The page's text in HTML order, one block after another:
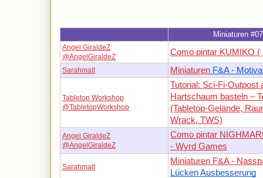
Miniaturen
Angel GiraldeZ
@AngelGiraldeZ
Como pintar KUMIKO (
Sarahmalt Miniaturen F&A -
Tabletop Workshop
@TabletopWorkshop
Tutorial: Sci-Fi-Outpost
Hartschaum basteln –
(Tabletop-Gelände,
Wrack, TWS)
Angel GiraldeZ
@AngelGiraldeZ
Como pintar
- Wyrd Games
Sarahmalt
Miniaturen F&A -
Lücken Ausbesserung